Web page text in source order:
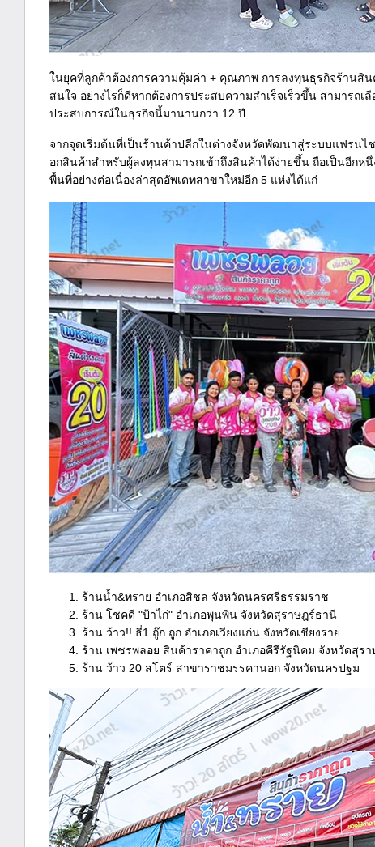
ในยุคที่ลูกค้าต้องการความคุ้มค่า + คุณภาพ การลงทุนธุรกิจร้านสิน
สนใจ อย่างไรก็ดีหากต้องการประสบความสำเร็จเร็วขึ้น สามารถเ
ประสบการณ์ในธุรกิจนี้มานานกว่า 12 ปี
จากจุดเริ่มต้นที่เป็นร้านค้าปลีกในต่างจังหวัดพัฒนาสู่ระบบแฟรนไ
อกสินค้าสำหรับผู้ลงทุนสามารถเข้าถึงสินค้าได้ง่ายขึ้น ถือเป็นอีก
พื้นที่อย่างต่อเนื่องล่าสุดอัพเดทสาขาใหม่อีก 5 แห่งได้แก่
ร้านน้ำ&ทราย อำเภอสิชล จังหวัดนครศรีธรรมราช
ร้าน โชคดี "ป้าไก่" อำเภอพุนพิน จังหวัดสุราษฎร์ธานี
ร้าน ว้าว!! ธี่1 ถู๊ก ถูก อำเภอเวียงแก่น จังหวัดเชียงราย
ร้าน เพชรพลอย สินค้าราคาถูก อำเภอคีรีรัฐนิคม จังหวัดสุร
ร้าน ว้าว 20 สโตร์ สาขาราชมรรคานอก จังหวัดนครปฐม